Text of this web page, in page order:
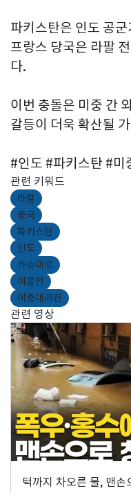
파키스탄은 인도 공
프랑스 당국은 라팔
다.
이번 충돌은 미중 간
갈등이 더욱 확산될
#인도 #파키스탄 #미
관련 키워드
라팔
중국
파키스탄
인도
카슈미르
미중전
미중대리전
관련 영상
턱까지 차오른 물, 맨